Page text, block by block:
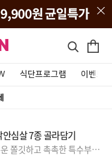
식단프로그램 이벤트&
심살 7종 골라담기
쫄깃하고 촉촉한 특수부위